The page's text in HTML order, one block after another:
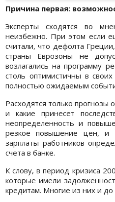
Причина первая:
Эксперты сходятся во
неизбежно. При этом если
считали, что дефолта
страны Еврозоны не
возлагались на программу
столь оптимистичны в
полностью ожидаемым
Расходятся только прогнозы
и какие принесет
неопределенность и
резкое повышение цен, и
зарплаты работников
счета в банке.
К слову, в период кризиса
которые имели
кредитам. Многие из них и до